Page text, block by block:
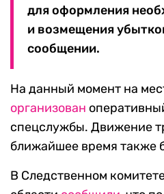
для оформления
и возмещения
сообщении.
На данный момент на
организован
спецслужбы. Движение
ближайшее время также
В Следственном